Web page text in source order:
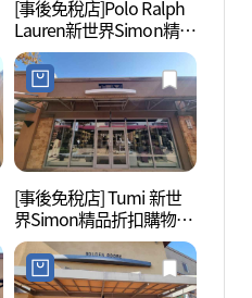
[事後免稅店]Polo Ralph
Lauren新世界Simon精品
折扣購物中心驪州店(폴
로랄프로렌 신세계사이
먼프리미엄아울렛 여주
점)
[事後免稅店] Tumi 新世
界Simon精品折扣購物中
心驪州店(투미 신세계사
이먼프리미엄아울렛 여
주점)